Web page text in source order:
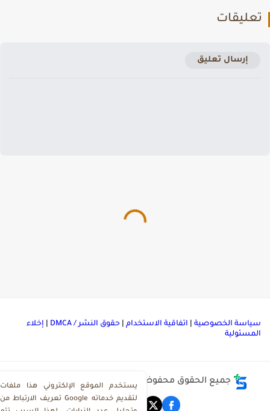
إرسال تعليق
الخصوصية|اتفاقية الاستخدام|حقوق النشر / DMCA |إخلاء
جميع الحقوق محفوظة © مركز تحميل ملفات ذاكرولي
يستخدم الموقع الإلكتروني هذا ملفات
تعريف الارتباط من Google لتقديم خدماته